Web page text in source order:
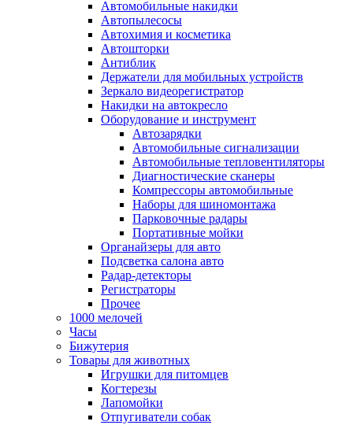
Автомобильные накидки
Автопылесосы
Автохимия и косметика
Автошторки
Антиблик
Держатели для мобильных устройств
Зеркало видеорегистратор
Накидки на автокресло
Оборудование и инструмент
Автозарядки
Автомобильные сигнализации
Автомобильные тепловентиляторы
Диагностические сканеры
Компрессоры автомобильные
Наборы для шиномонтажа
Парковочные радары
Портативные мойки
Органайзеры для авто
Подсветка салона авто
Радар-детекторы
Регистраторы
Прочее
1000 мелочей
Часы
Бижутерия
Товары для животных
Игрушки для питомцев
Когтерезы
Лапомойки
Отпугиватели собак